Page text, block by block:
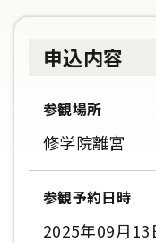
申込内容
参観場所
修学院離宮
参観予約日時
2025年09月